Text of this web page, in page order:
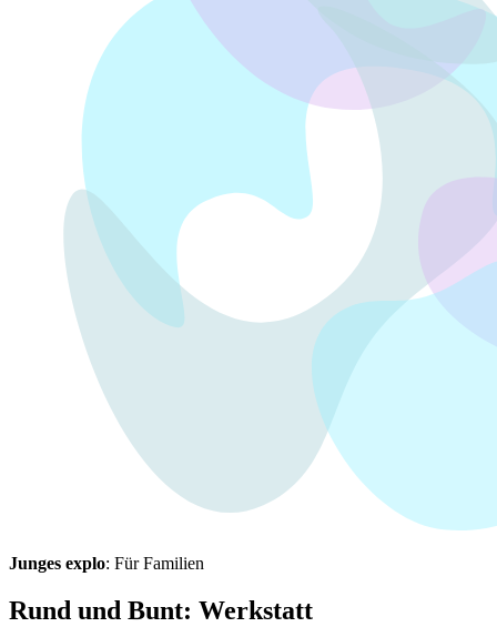
Junges explo: Für Familien
Rund und Bunt: Werkstatt